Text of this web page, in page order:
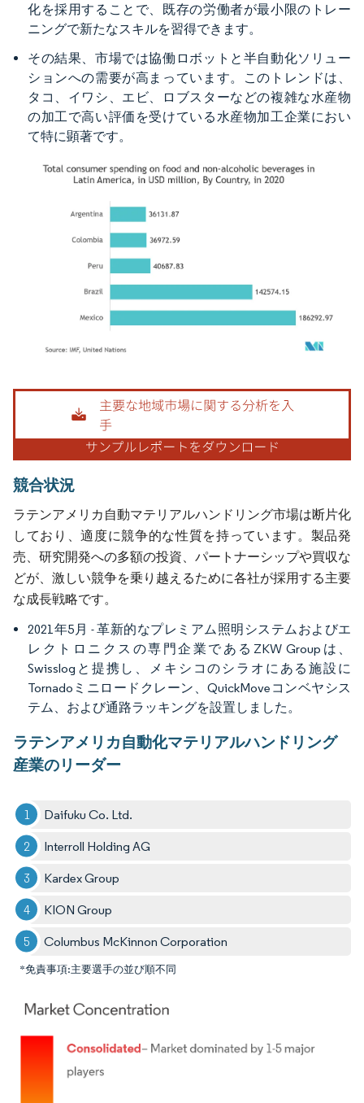
化を採用することで、既存の労働者が最小限のトレー
ニングで新たなスキルを習得できます。
その結果、市場では協働ロボットと半自動化ソリュー
ションへの需要が高まっています。このトレンドは、
タコ、イワシ、エビ、ロブスターなどの複雑な水産物
の加工で高い評価を受けている水産物加工企業におい
て特に顕著です。
画像 © Mordor Intelligence。再利用にはCC BY 4.0の表示が必要です。
競合状況
ラテンアメリカ自動マテリアルハンドリング市場は断片化
しており、適度に競争的な性質を持っています。製品発
売、研究開発への多額の投資、パートナーシップや買収な
どが、激しい競争を乗り越えるために各社が採用する主要
な成長戦略です。
2021年5月 - 革新的なプレミアム照明システムおよびエ
レクトロニクスの専門企業であるZKW Groupは、
Swisslogと提携し、メキシコのシラオにある施設に
Tornadoミニロードクレーン、QuickMoveコンベヤシス
テム、および通路ラッキングを設置しました。
ラテンアメリカ自動化マテリアルハンドリング
産業のリーダー
Daifuku Co. Ltd.
Interroll Holding AG
Kardex Group
KION Group
Columbus McKinnon Corporation
*免責事項:主要選手の並び順不同